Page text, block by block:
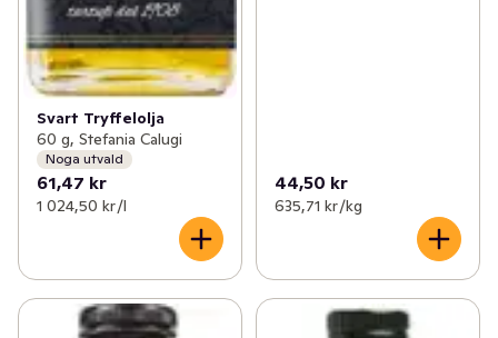
Svart Tryffelolja
60 g, Stefania Calugi
Noga utvald
61,47 kr
1 024,50 kr /l
44,50 kr
635,71 kr /kg